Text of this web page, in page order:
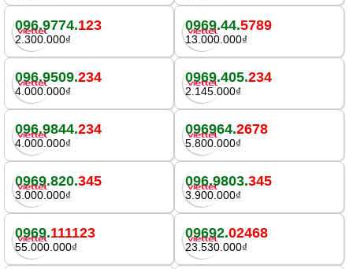
096.9774.123
2.300.000₫
0969.44.5789
13.000.000₫
096.9509.234
4.000.000₫
0969.405.234
2.145.000₫
096.9844.234
4.000.000₫
096964.2678
5.800.000₫
0969.820.345
3.000.000₫
096.9803.345
3.900.000₫
0969.111123
55.000.000₫
09692.02468
23.530.000₫